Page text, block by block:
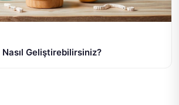
Nasıl Geliştirebilirsiniz?